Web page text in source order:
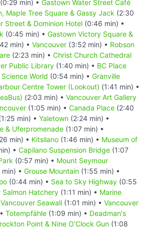
(0:29 min) • Gastown Water Street Café
Maple Tree Square & Gassy Jack (2:30
Street & Dominion Hotel (0:46 min) •
(0:45 min) • Gastown Victory Square &
min) • Vancouver (3:52 min) • Robson
(2:23 min) • Christ Church Cathedral
Public Library (1:40 min) • BC Place
Science World (0:54 min) • Granville
Centre Tower (Lookout) (1:41 min) •
(2:03 min) • Vancouver Art Gallery
(1:05 min) • Canada Place (2:40
min) • Yaletown (2:24 min) •
& Uferpromenade (1:07 min) •
min) • Kitsilano (1:46 min) • Museum of
• Capilano Suspension Bridge (1:07
(0:57 min) • Mount Seymour
• Grouse Mountain (1:55 min) •
(0:44 min) • Sea to Sky Highway (0:55
Salmon Hatchery (1:11 min) • Marine
Vancouver Seawall (1:01 min) • Vancouver
Totempfähle (1:09 min) • Deadman's
Point & Nine O'Clock Gun (1:08